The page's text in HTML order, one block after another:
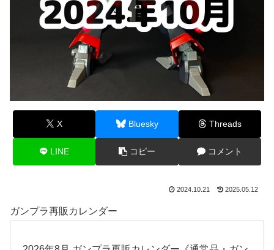
X Bluesky Threads
LINE コピー コメント
2024.10.21 2025.05.12
ガンプラ再販カレンダー